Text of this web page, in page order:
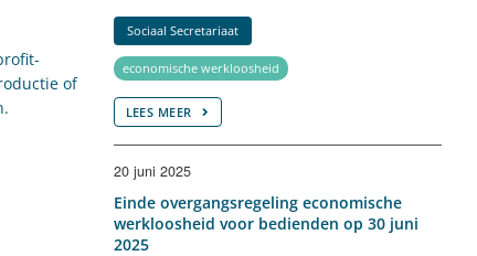
of
Sociaal Secretariaat
economische werkloosheid
LEES MEER
20 juni 2025
Einde overgangsregeling economische
werkloosheid voor bedienden op 30 juni
2025